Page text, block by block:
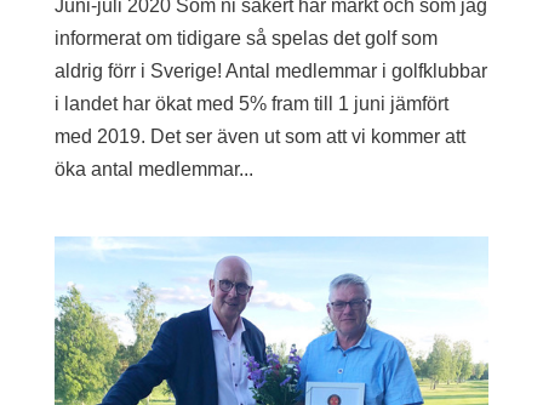
Juni-juli 2020 Som ni säkert har märkt och som jag
informerat om tidigare så spelas det golf som
aldrig förr i Sverige! Antal medlemmar i golfklubbar
i landet har ökat med 5% fram till 1 juni jämfört
med 2019. Det ser även ut som att vi kommer att
öka antal medlemmar...